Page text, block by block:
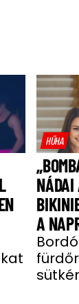
HŰHA
NÁDAI
A
Bordó